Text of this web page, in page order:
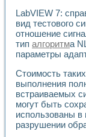
LabVIEW 7:
вид тестового
отношение
тип алгоритма
параметры
Стоимость
выполнения
встраиваемых
могут быть
использованы в
разрушении